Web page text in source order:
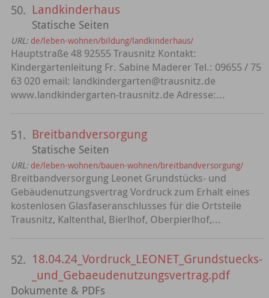
50. Landkinderhaus
Statische Seiten
URL: de/leben-wohnen/bildung/landkinderhaus/
Hauptstraße 48 92555 Trausnitz Kontakt:
Kindergartenleitung Fr. Sabine Maderer Tel.: 09655 / 75
63 020 email: landkindergarten@trausnitz.de
www.landkindergarten-trausnitz.de Adresse:...
51. Breitbandversorgung
Statische Seiten
URL: de/leben-wohnen/bauen-wohnen/breitbandversorgung/
Breitbandversorgung Leonet Grundstücks- und
Gebäudenutzungsvertrag Vordruck zum Erhalt eines
kostenlosen Glasfaseranschlusses für die Ortsteile
Trausnitz, Kaltenthal, Bierlhof, Oberpierlhof,...
52. 18.04.24_Vordruck_LEONET_Grundstuecks-
_und_Gebaeudenutzungsvertrag.pdf
Dokumente & PDFs